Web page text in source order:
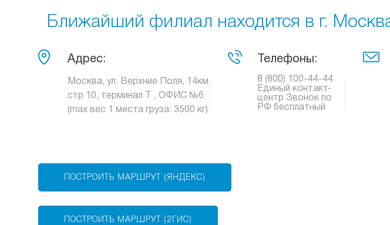
Ближайший филиал находится в г.
Адрес:
Москва, ул. Верхние Поля, 14км
стр 10, терминал Т , ОФИС №6
(max вес 1 места груза: 3500 кг)
Телефоны:
8 (800) 100-44-44
Единый контакт-
центр Звонок по
РФ бесплатный
ПОСТРОИТЬ МАРШРУТ (ЯНДЕКС)
ПОСТРОИТЬ МАРШРУТ (2ГИС)